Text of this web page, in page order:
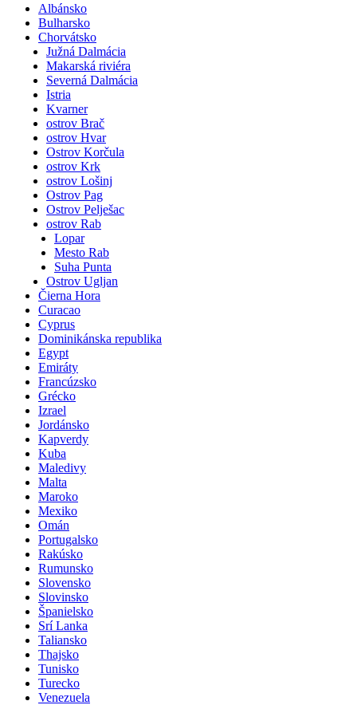
Albánsko
Bulharsko
Chorvátsko
Južná Dalmácia
Makarská riviéra
Severná Dalmácia
Istria
Kvarner
ostrov Brač
ostrov Hvar
Ostrov Korčula
ostrov Krk
ostrov Lošinj
Ostrov Pag
Ostrov Pelješac
ostrov Rab
Lopar
Mesto Rab
Suha Punta
Ostrov Ugljan
Čierna Hora
Curacao
Cyprus
Dominikánska republika
Egypt
Emiráty
Francúzsko
Grécko
Izrael
Jordánsko
Kapverdy
Kuba
Maledivy
Malta
Maroko
Mexiko
Omán
Portugalsko
Rakúsko
Rumunsko
Slovensko
Slovinsko
Španielsko
Srí Lanka
Taliansko
Thajsko
Tunisko
Turecko
Venezuela